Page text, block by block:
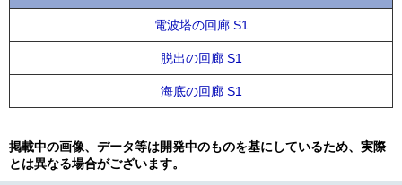
電波塔の回廊 S1
脱出の回廊 S1
海底の回廊 S1
掲載中の画像、データ等は開発中のものを基にしているため、実際
とは異なる場合がございます。